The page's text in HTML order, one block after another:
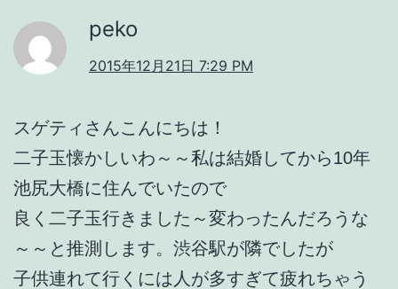
peko
2015年12月21日 7:29 PM
スゲティさんこんにちは！
二子玉懐かしいわ～～私は結婚してから10年
池尻大橋に住んでいたので
良く二子玉行きました～変わったんだろうな
～～と推測します。渋谷駅が隣でしたが
子供連れて行くには人が多すぎて疲れちゃう